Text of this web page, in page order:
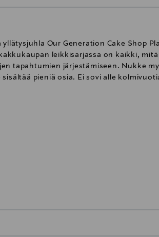
yllätysjuhla Our Generation Cake Shop
leikkisarjassa on kaikki,
tapahtumien järjestämiseen. Nukke
sisältää pieniä osia. Ei sovi alle